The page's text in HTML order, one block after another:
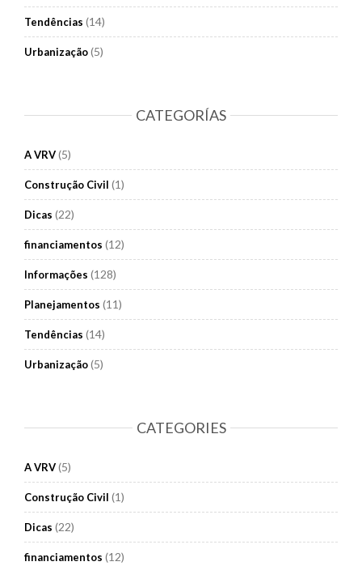
Tendências (14)
Urbanização(5)
CATEGORÍAS
A VRV(5)
Construção Civil (1)
Dicas (22)
financiamentos (12)
Informações (128)
Planejamentos (11)
Tendências (14)
Urbanização(5)
CATEGORIES
A VRV(5)
Construção Civil (1)
Dicas (22)
financiamentos (12)